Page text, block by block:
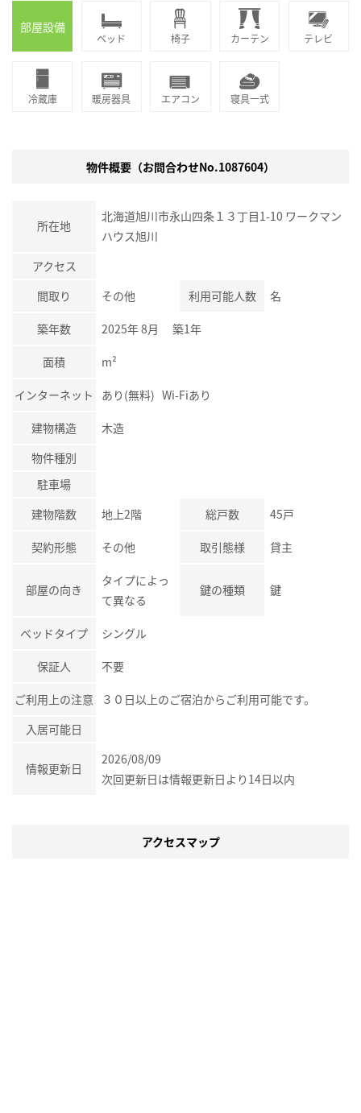
部屋設備
ベッド 椅子 カーテン テレビ
冷蔵庫 暖房器具 エアコン 寝具一式
物件概要（お問合わせNo.1087604）
所在地
北海道旭川市永山四条１３丁目1-10 ワークマン
ハウス旭川
アクセス
間取り
その他 利用可能人数 名
築年数 2025年 8月 築1年
面積 m²
インターネット あり(無料) Wi-Fiあり
建物構造
木造
物件種別
駐車場
建物階数
地上2階 総戸数 45戸
契約形態 その他 取引態様 貸主
部屋の向き
タイプによっ
て異なる
鍵の種類 鍵
ベッドタイプ シングル
保証人 不要
ご利用上の注意
３０日以上のご宿泊からご利用可能です。
入居可能日
情報更新日
2026/08/09
次回更新日は情報更新日より14日以内
アクセスマップ